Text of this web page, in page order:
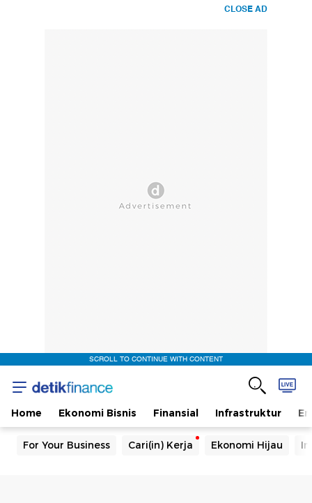
CLOSE AD
SCROLL TO CONTINUE WITH CONTENT
Home Ekonomi Bisnis Finansial Infrastruktur
For Your Business Cari(in) Kerja Ekonomi Hijau